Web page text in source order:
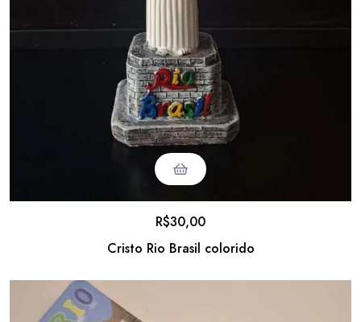
Cristo Rio Brasil colorido
R$30,00